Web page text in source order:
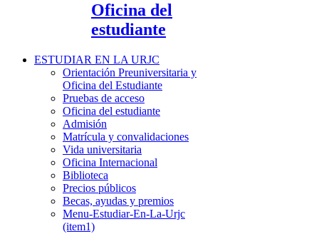
Oficina del
estudiante
ESTUDIAR EN LA URJC
Orientación Preuniversitaria y
Oficina del Estudiante
Pruebas de acceso
Oficina del estudiante
Admisión
Matrícula y convalidaciones
Vida universitaria
Oficina Internacional
Biblioteca
Precios públicos
Becas, ayudas y premios
Menu-Estudiar-En-La-Urjc
(item1)